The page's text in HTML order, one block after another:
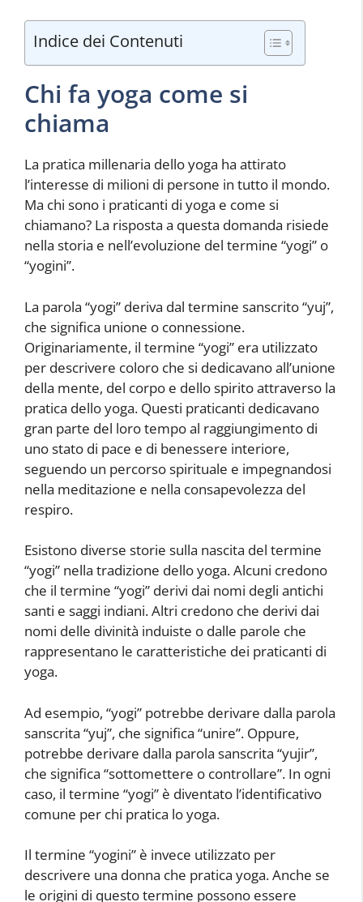
Indice dei Contenuti
Chi fa yoga come si
chiama
La pratica millenaria dello yoga ha attirato
l’interesse di milioni di persone in tutto il mondo.
Ma chi sono i praticanti di yoga e come si
chiamano? La risposta a questa domanda risiede
nella storia e nell’evoluzione del termine “yogi” o
“yogini”.
La parola “yogi” deriva dal termine sanscrito “yuj”,
che significa unione o connessione.
Originariamente, il termine “yogi” era utilizzato
per descrivere coloro che si dedicavano all’unione
della mente, del corpo e dello spirito attraverso la
pratica dello yoga. Questi praticanti dedicavano
gran parte del loro tempo al raggiungimento di
uno stato di pace e di benessere interiore,
seguendo un percorso spirituale e impegnandosi
nella meditazione e nella consapevolezza del
respiro.
Esistono diverse storie sulla nascita del termine
“yogi” nella tradizione dello yoga. Alcuni credono
che il termine “yogi” derivi dai nomi degli antichi
santi e saggi indiani. Altri credono che derivi dai
nomi delle divinità induiste o dalle parole che
rappresentano le caratteristiche dei praticanti di
yoga.
Ad esempio, “yogi” potrebbe derivare dalla parola
sanscrita “yuj”, che significa “unire”. Oppure,
potrebbe derivare dalla parola sanscrita “yujir”,
che significa “sottomettere o controllare”. In ogni
caso, il termine “yogi” è diventato l’identificativo
comune per chi pratica lo yoga.
Il termine “yogini” è invece utilizzato per
descrivere una donna che pratica yoga. Anche se
le origini di questo termine possono essere